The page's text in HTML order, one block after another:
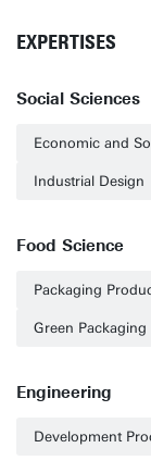
EXPERTISES
Social Sciences
Economic and
Industrial Design
Food Science
Packaging
Green Packaging
Engineering
Development